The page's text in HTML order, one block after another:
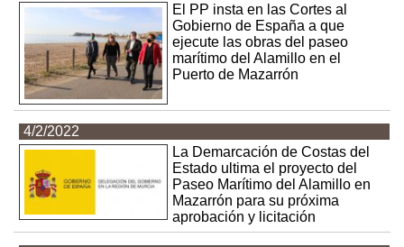
El PP insta en las Cortes al
Gobierno de España a que
ejecute las obras del paseo
marítimo del Alamillo en el
Puerto de Mazarrón
4/2/2022
La Demarcación de Costas del
Estado ultima el proyecto del
Paseo Marítimo del Alamillo en
Mazarrón para su próxima
aprobación y licitación